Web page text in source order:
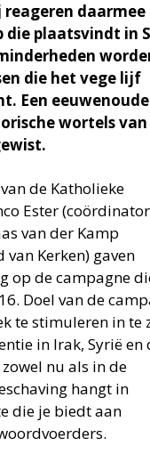
reageren daarmee
die plaatsvindt in
die het vege lijf
Een eeuwenoude
wortels
de Katholieke
Ester (coördinator
van der Kamp
van Kerken) gaven
op de campagne
Doel van de
te stimuleren in te
in Irak, Syrië en
nu als in de
hangt in
die je biedt aan